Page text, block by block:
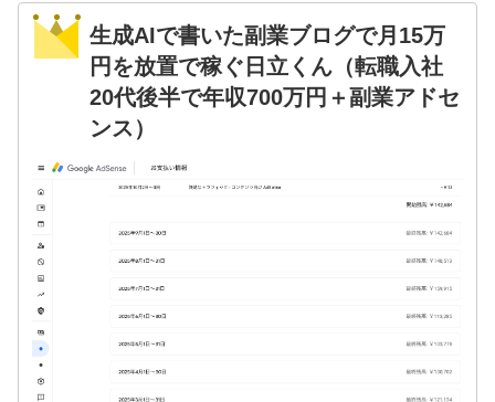
生成AIで書いた副業ブログで月15万
円を放置で稼ぐ日立くん（転職入社
20代後半で年収700万円＋副業アドセ
ンス）